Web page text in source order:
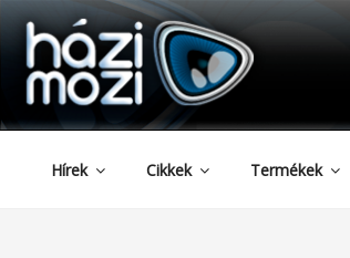
Tartalomhoz
HAZIMOZI
Hírek Cikkek Termékek